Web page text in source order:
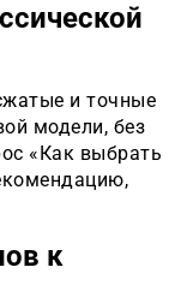
и точные
модели, без
«Как выбрать
к